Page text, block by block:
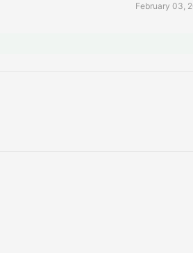
February 03,